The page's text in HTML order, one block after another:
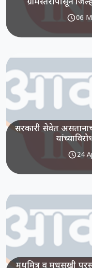
ग्रामस्तरापासून
schedule06
सरकारी सेवेत
schedule24